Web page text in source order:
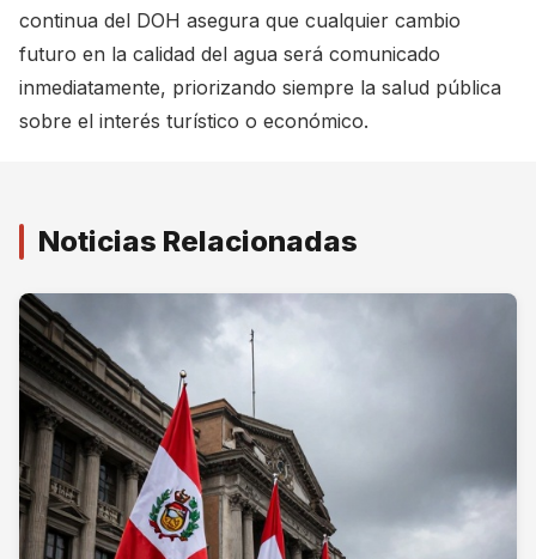
continua del DOH asegura que cualquier cambio
futuro en la calidad del agua será comunicado
inmediatamente, priorizando siempre la salud pública
sobre el interés turístico o económico.
Noticias Relacionadas